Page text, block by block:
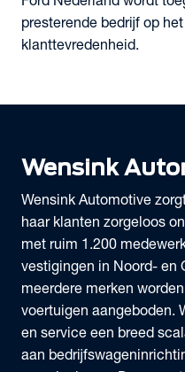
presterende bedrijf op
klanttevredenheid.
Wensink
Wensink Automotive
haar klanten zorgeloos
met ruim 1.200
vestigingen in Noord- en
meerdere merken
voertuigen aangeboden.
en service een breed
aan